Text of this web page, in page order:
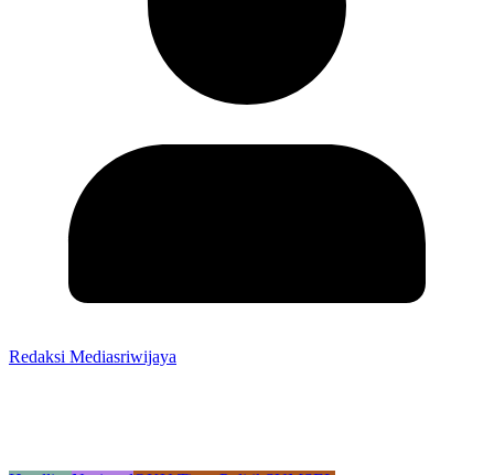
Redaksi Mediasriwijaya